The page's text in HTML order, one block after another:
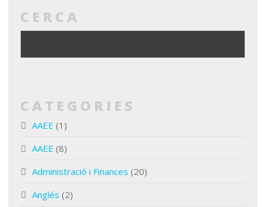
CERCA
CATEGORIES
AAEE (1)
AAEE (8)
Administració i Finances (20)
Anglés (2)